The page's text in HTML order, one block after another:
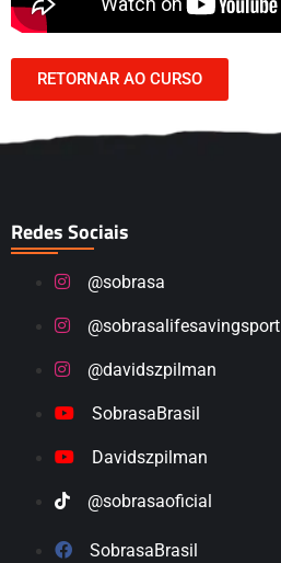
RETORNAR AO CURSO
Redes Sociais
@sobrasa
@sobrasalifesavingsport
@davidszpilman
SobrasaBrasil
Davidszpilman
@sobrasaoficial
SobrasaBrasil